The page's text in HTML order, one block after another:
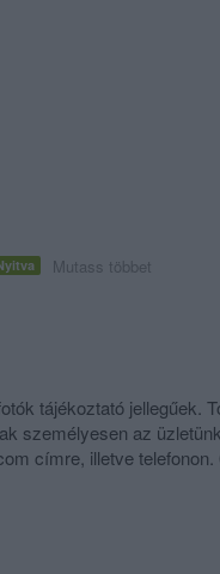
Mutass többet
tájékoztató jellegűek.
személyesen az
címre, illetve telefonon.